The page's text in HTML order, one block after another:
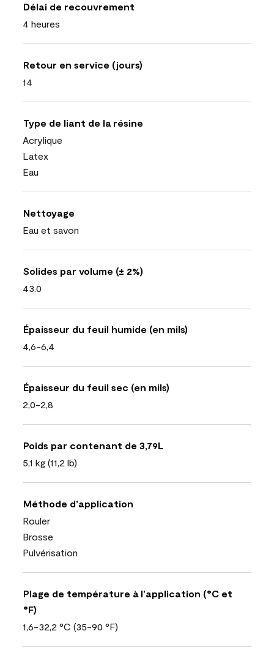
Délai de recouvrement
4 heures
Retour en service (jours)
14
Type de liant de la résine
Acrylique
Latex
Eau
Nettoyage
Eau et savon
Solides par volume (± 2%)
43.0
Épaisseur du feuil humide (en mils)
4,6-6,4
Épaisseur du feuil sec (en mils)
2,0-2,8
Poids par contenant de 3,79L
5,1 kg (11,2 lb)
Méthode d’application
Rouler
Brosse
Pulvérisation
Plage de température à l’application (°C et
°F)
1,6-32,2 °C (35-90 °F)